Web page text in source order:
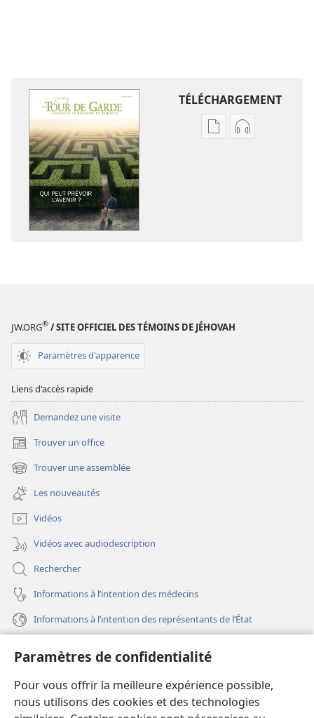
Paramètres de confidentialité
Pour vous offrir la meilleure expérience possible,
nous utilisons des cookies et des technologies
TÉLÉCHARGEMENT
OptionsOptions
JW.ORG® / SITE OFFICIEL DES TÉMOINS DE JÉHOVAH
Paramètres d'apparence
Liens d'accès rapide
Demandez une visite
Trouver un office
(ouvre
une
nouvelle
fenêtre)
Trouver une assemblée
(ouvre
une
nouvelle
fenêtre)
Les nouveautés
Vidéos
Vidéos avec audiodescription
Rechercher
Informations à l’intention des médecins
Informations à l’intention des représentants de l’État
(ouvre
une
nouvelle